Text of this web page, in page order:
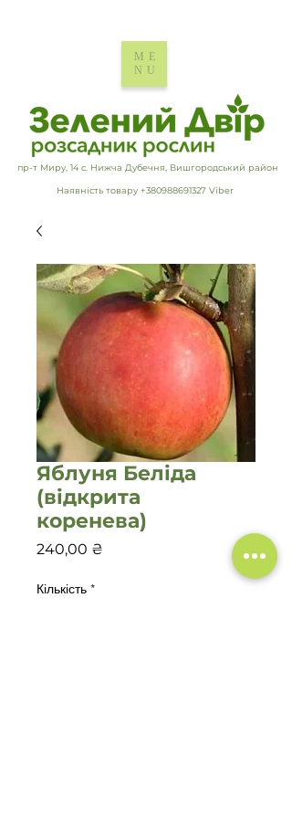
пр-т Миру, 14 с. Нижча Дубечня, Вишгородський район
Наявність товару +380988691327 Viber
ME
NU
Яблуня Беліда
(відкрита
коренева)
240,00 ₴
Кількість *